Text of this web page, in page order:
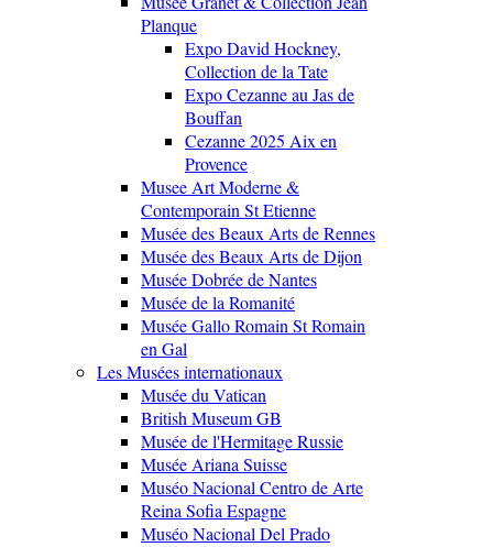
Planque
Expo David Hockney,
Collection de la Tate
Expo Cezanne au Jas de
Bouffan
Cezanne 2025 Aix en
Provence
Musee Art Moderne &
Contemporain St Etienne
Musée des Beaux Arts de Rennes
Musée des Beaux Arts de Dijon
Musée Dobrée de Nantes
Musée de la Romanité
Musée Gallo Romain St Romain
en Gal
Les Musées internationaux
Musée du Vatican
British Museum GB
Musée de l'Hermitage Russie
Musée Ariana Suisse
Muséo Nacional Centro de Arte
Reina Sofia Espagne
Muséo Nacional Del Prado